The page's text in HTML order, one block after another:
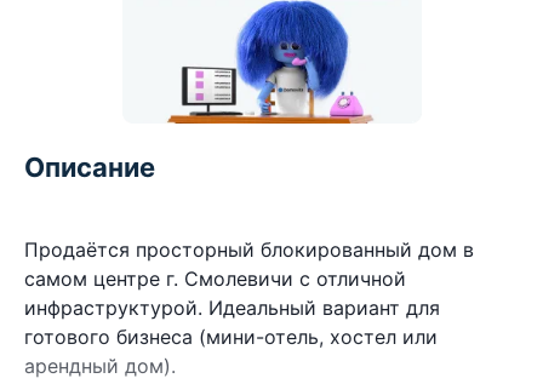
Описание
Продаётся просторный блокированный дом в
самом центре г. Смолевичи с отличной
инфраструктурой. Идеальный вариант для
готового бизнеса (мини-отель, хостел или
арендный дом).